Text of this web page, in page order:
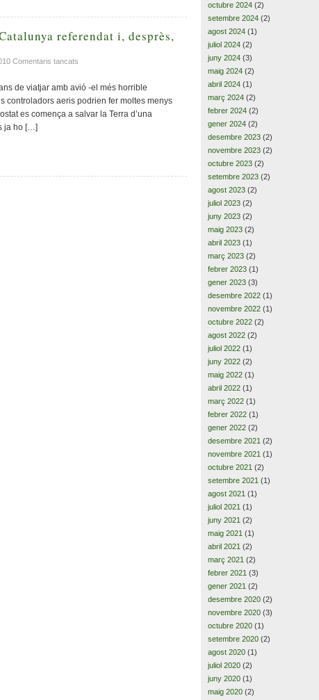
referendat i, desprès,
Comentaris tancats
damunt
tot,
l’Estatut
desprès,
de viatjar amb avió -el més horrible
controladors aeris podrien fer moltes menys
es comença a salvar la Terra d’una
ja ho […]
octubre 2024 (2)
setembre 2024 (2)
agost 2024 (1)
juliol 2024 (2)
juny 2024 (3)
maig 2024 (2)
abril 2024 (1)
març 2024 (2)
febrer 2024 (2)
gener 2024 (2)
desembre 2023 (2)
novembre 2023 (2)
octubre 2023 (2)
setembre 2023 (2)
agost 2023 (2)
juliol 2023 (2)
juny 2023 (2)
maig 2023 (2)
abril 2023 (1)
març 2023 (2)
febrer 2023 (1)
gener 2023 (3)
desembre 2022 (1)
novembre 2022 (1)
octubre 2022 (2)
agost 2022 (2)
juliol 2022 (1)
juny 2022 (2)
maig 2022 (1)
abril 2022 (1)
març 2022 (1)
febrer 2022 (1)
gener 2022 (2)
desembre 2021 (2)
novembre 2021 (1)
octubre 2021 (2)
setembre 2021 (1)
agost 2021 (1)
juliol 2021 (1)
juny 2021 (2)
maig 2021 (1)
abril 2021 (2)
març 2021 (2)
febrer 2021 (3)
gener 2021 (2)
desembre 2020 (2)
novembre 2020 (3)
octubre 2020 (1)
setembre 2020 (2)
agost 2020 (1)
juliol 2020 (2)
juny 2020 (1)
maig 2020 (2)